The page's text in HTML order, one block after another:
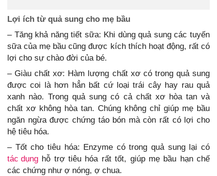
Lợi ích từ quả sung cho mẹ bầu
– Tăng khả năng tiết sữa: Khi dùng quả sung các tuyến
sữa của mẹ bầu cũng được kích thích hoạt động, rất có
lợi cho sự chào đời của bé.
– Giàu chất xơ: Hàm lượng chất xơ có trong quả sung
được coi là hơn hẳn bất cứ loại trái cây hay rau quả
xanh nào. Trong quả sung có cả chất xơ hòa tan và
chất xơ không hòa tan. Chúng không chỉ giúp mẹ bầu
ngăn ngừa được chứng táo bón mà còn rất có lợi cho
hệ tiêu hóa.
– Tốt cho tiêu hóa: Enzyme có trong quả sung lại có
tác dụng hỗ trợ tiêu hóa rất tốt, giúp mẹ bầu hạn chế
các chứng như ợ nóng, ợ chua.